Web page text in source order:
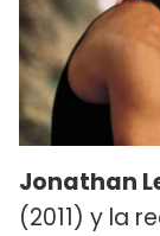
Jonathan
(2011) y la